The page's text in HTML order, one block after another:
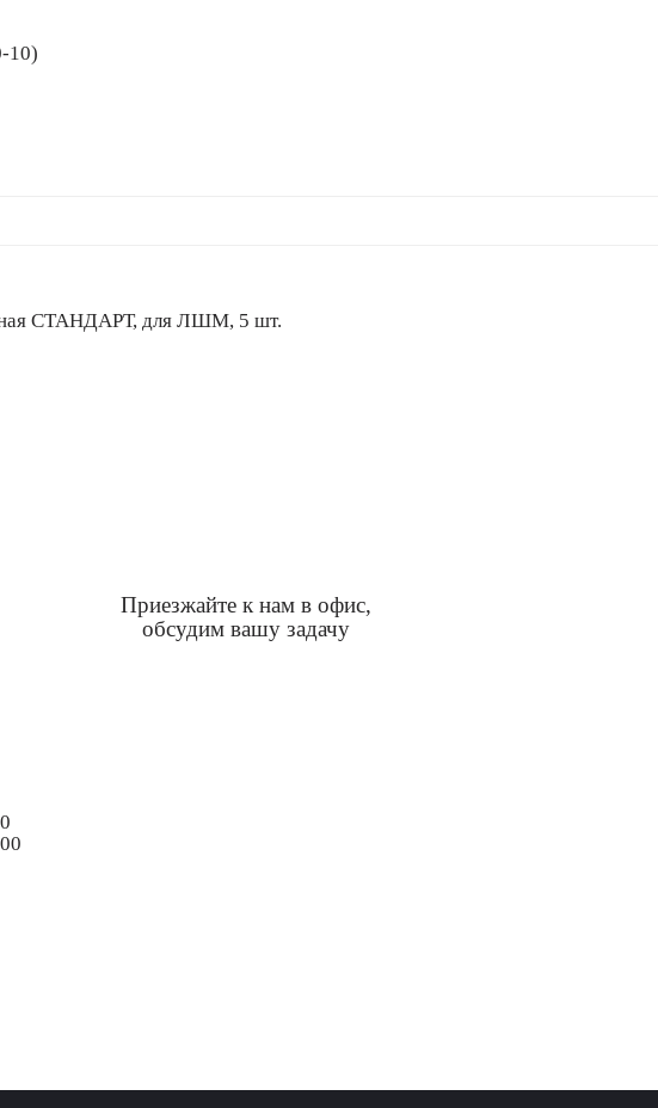
10)
СТАНДАРТ, для ЛШМ, 5 шт.
Приезжайте к нам в офис,
обсудим вашу задачу